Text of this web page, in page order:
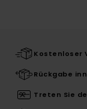
Kostenloser
Rückgabe
Treten Sie